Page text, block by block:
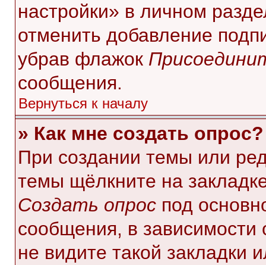
настройки» в личном
отменить добавление
убрав флажок
сообщения.
Вернуться к началу
» Как мне создать опрос?
При создании темы или
темы щёлкните на
Создать опрос под
сообщения, в зависимости
не видите такой